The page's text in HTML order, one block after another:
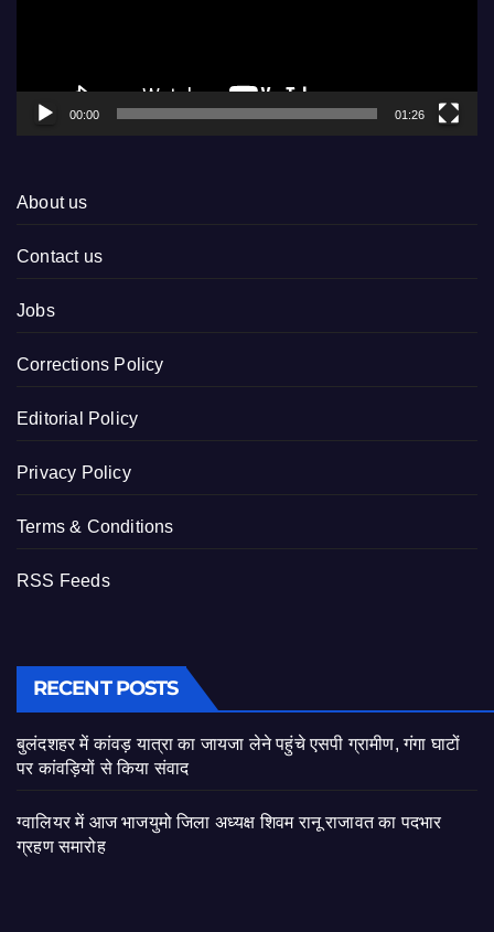
00:00 01:26
About us
Contact us
Jobs
Corrections Policy
Editorial Policy
Privacy Policy
Terms & Conditions
RSS Feeds
RECENT POSTS
बुलंदशहर में कांवड़ यात्रा का जायजा लेने पहुंचे एसपी ग्रामीण, गंगा घाटों
पर कांवड़ियों से किया संवाद
ग्वालियर में आज भाजयुमो जिला अध्यक्ष शिवम रानू राजावत का पदभार
ग्रहण समारोह